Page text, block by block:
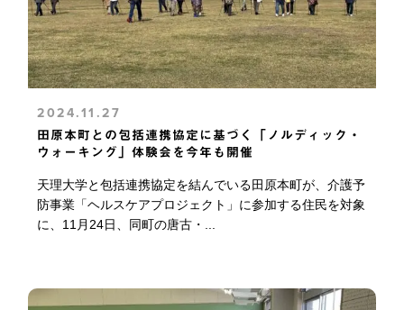
2024.11.27
田原本町との包括連携協定に基づく「ノルディック・
ウォーキング」体験会を今年も開催
天理大学と包括連携協定を結んでいる田原本町が、介護予
防事業「ヘルスケアプロジェクト」に参加する住民を対象
に、11月24日、同町の唐古・...